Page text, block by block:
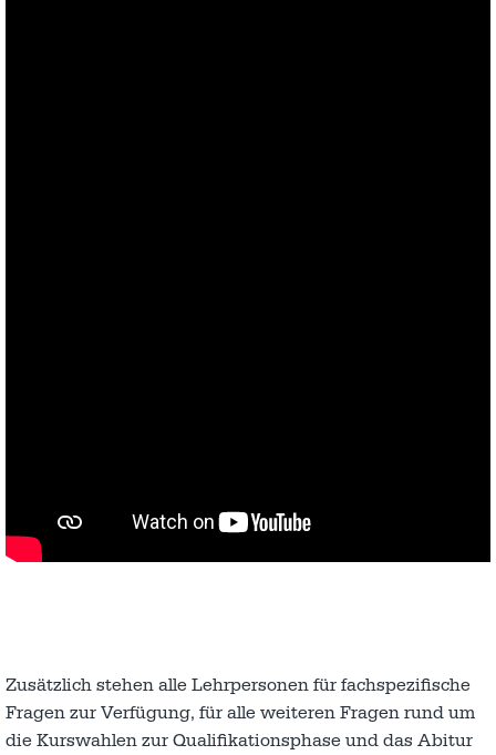
Zusätzlich stehen alle Lehrpersonen für fachspezifische
Fragen zur Verfügung, für alle weiteren Fragen rund um
die Kurswahlen zur Qualifikationsphase und das Abitur